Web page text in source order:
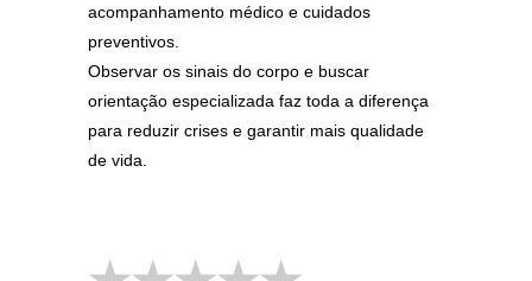
acompanhamento médico e cuidados
preventivos.
Observar os sinais do corpo e buscar
orientação especializada faz toda a diferença
para reduzir crises e garantir mais qualidade
de vida.